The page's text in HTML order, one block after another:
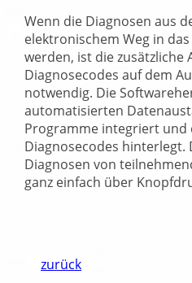
Wenn die Diagnosen aus
elektronischem Weg in
werden, ist die zusätzliche
Diagnosecodes auf dem
notwendig. Die
automatisierten
Programme integriert und
Diagnosecodes hinterlegt.
Diagnosen von
ganz einfach über
zurück